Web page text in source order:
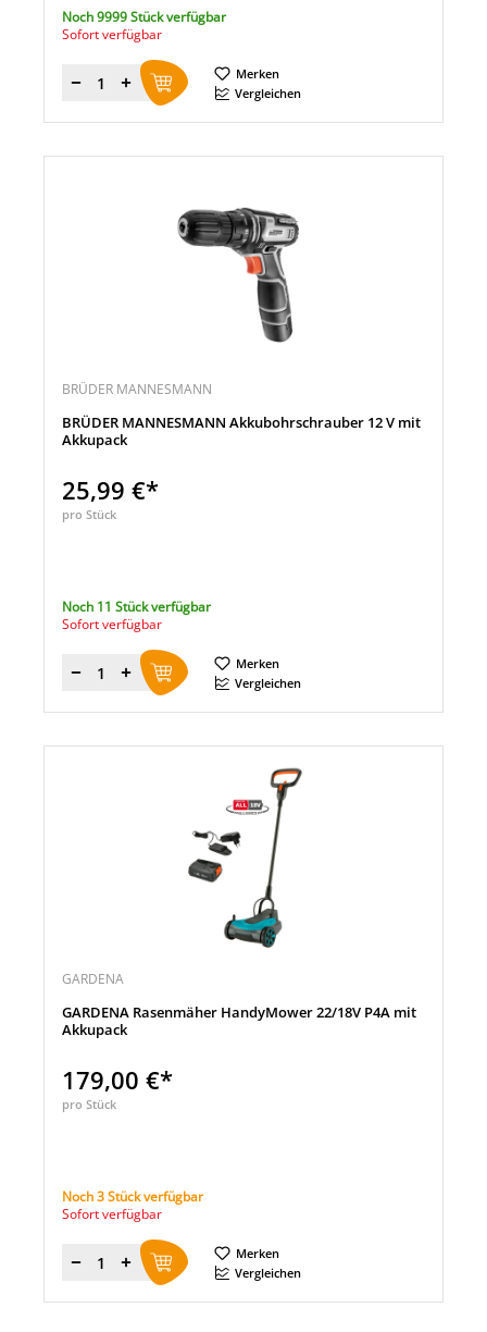
Noch 9999 Stück verfügbar
Sofort verfügbar
Menge
Merken
Vergleichen
BRÜDER MANNESMANN
BRÜDER MANNESMANN Akkubohrschrauber 12 V mit
Akkupack
25,99 €*
pro Stück
Noch 11 Stück verfügbar
Sofort verfügbar
Menge
Merken
Vergleichen
GARDENA
GARDENA Rasenmäher HandyMower 22/18V P4A mit
Akkupack
179,00 €*
pro Stück
Noch 3 Stück verfügbar
Sofort verfügbar
Menge
Merken
Vergleichen